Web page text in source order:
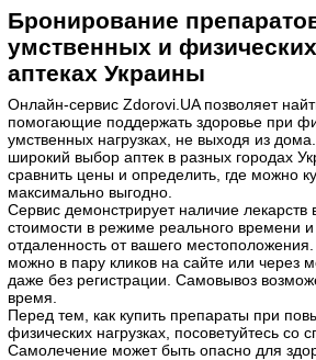
Бронирование
умственных и физических
аптеках Украины
Онлайн-сервис Zdorovi.UA позволяет
помогающие поддержать здоровье при
умственных нагрузках, не выходя из
широкий выбор аптек в разных городах
сравнить цены и определить, где можно
максимально выгодно.
Сервис демонстрирует наличие лекарств
стоимости в режиме реального времени
отдаленность от вашего
можно в пару кликов на сайте или через
даже без регистрации. Самовывоз
время.
Перед тем, как купить препараты при
физических нагрузках, посоветуйтесь со
Самолечение может быть опасно для